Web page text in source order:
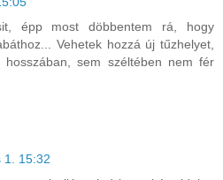
épp most döbbentem rá, hogy
Vehetek hozzá új tűzhelyet,
sem széltében nem fér
1. 15:32